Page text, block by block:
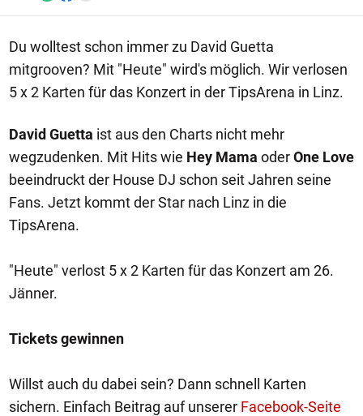
Du wolltest schon immer zu David Guetta
mitgrooven? Mit "Heute" wird's möglich. Wir verlosen
5 x 2 Karten für das Konzert in der TipsArena in Linz.
David Guetta ist aus den Charts nicht mehr
wegzudenken. Mit Hits wie Hey Mama oderOne Love
beeindruckt der House DJ schon seit Jahren seine
Fans. Jetzt kommt der Star nach Linz in die
TipsArena.
"Heute" verlost 5 x 2 Karten für das Konzert am 26.
Jänner.
Tickets gewinnen
Willst auch du dabei sein? Dann schnell Karten
sichern. Einfach Beitrag auf unserer Facebook-Seite